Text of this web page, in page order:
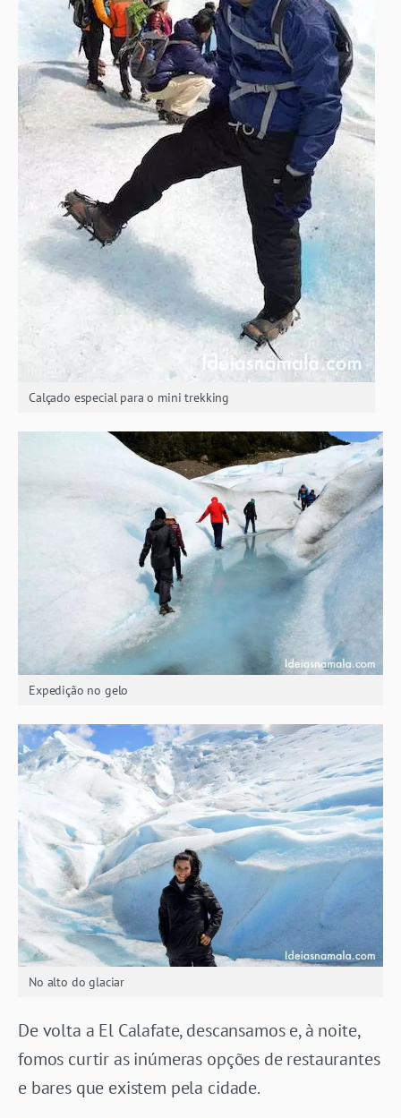
Calçado especial para o mini trekking
Expedição no gelo
No alto do glaciar
De volta a El Calafate, descansamos e, à noite,
fomos curtir as inúmeras opções de restaurantes
e bares que existem pela cidade.